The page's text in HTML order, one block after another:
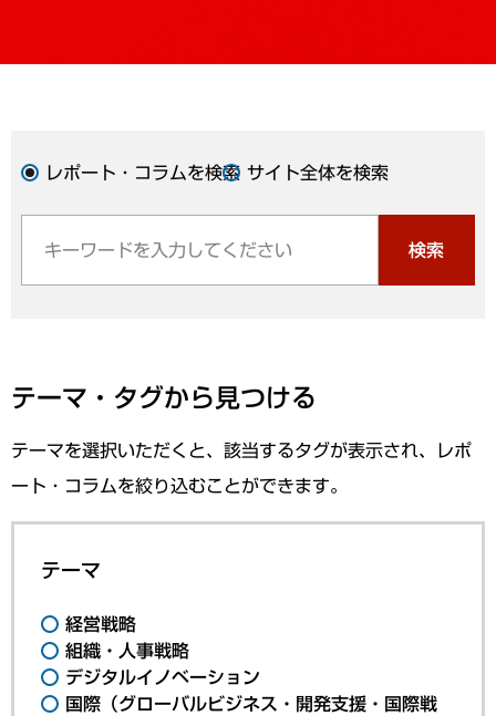
レポート・コラムを検索 サイト全体を検索
検索
テーマ・タグから見つける
テーマを選択いただくと、該当するタグが表示され、レポ
ート・コラムを絞り込むことができます。
テーマ
経営戦略
組織・人事戦略
デジタルイノベーション
国際（グローバルビジネス・開発支援・国際戦